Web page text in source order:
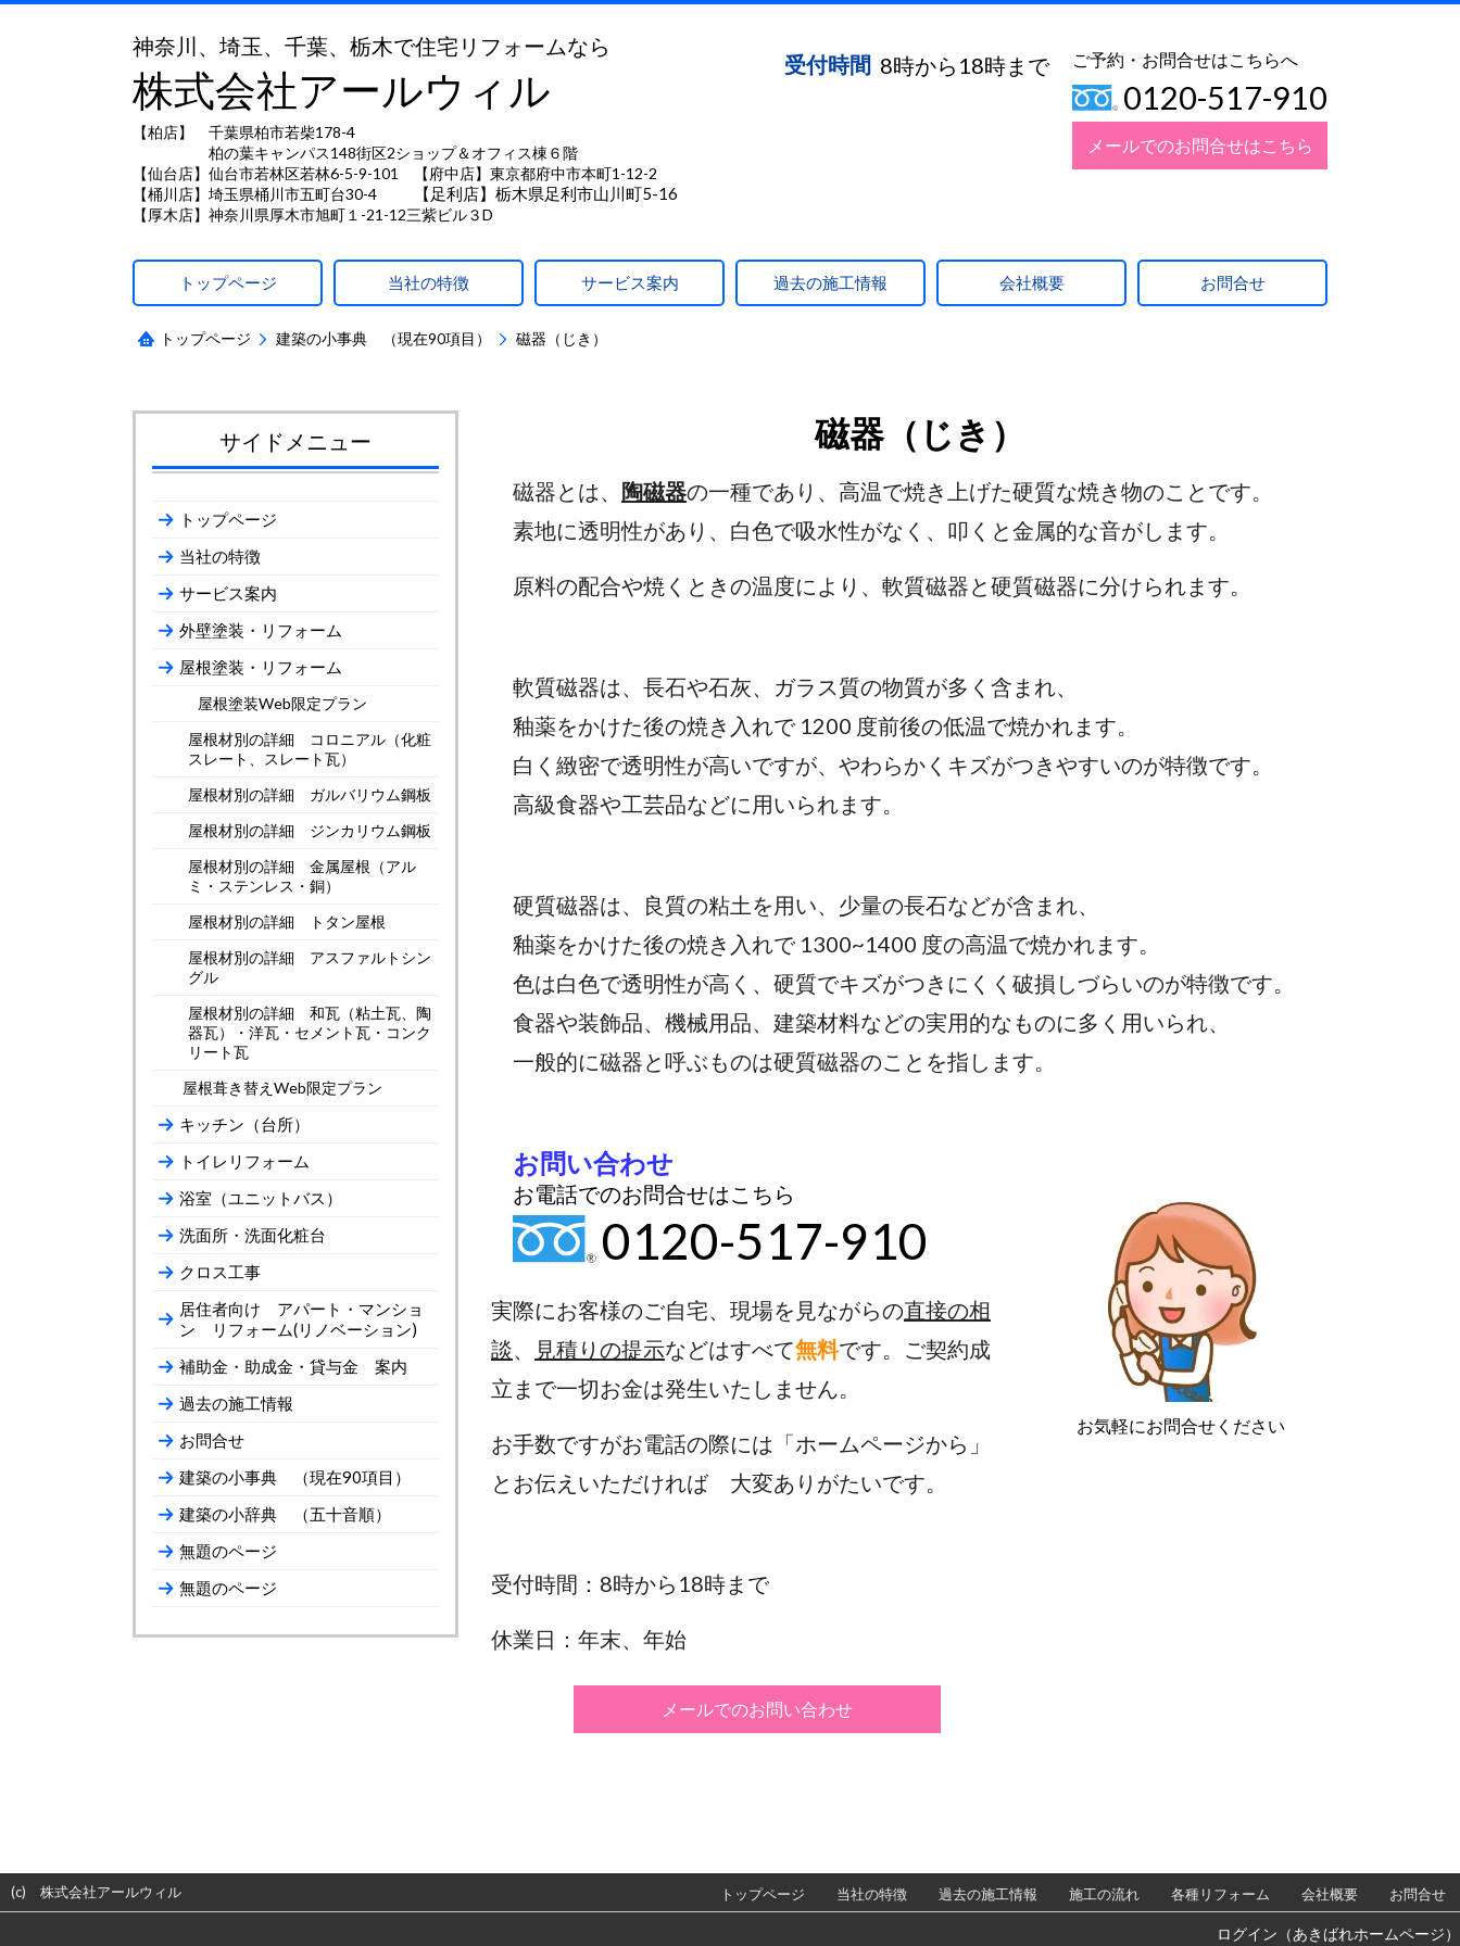
神奈川、埼玉、千葉、栃木で住宅リフォームなら
株式会社アールウィル
【柏店】 千葉県柏市若柴178-4
柏の葉キャンパス148街区2ショップ＆オフィス棟６階
【仙台店】仙台市若林区若林6-5-9-101 【府中店】東京都府中市本町1-12-2
【桶川店】埼玉県桶川市五町台30-4
【足利店】栃木県足利市山川町5-16
【厚木店】神奈川県厚木市旭町１-21-12三紫ビル３D
受付時間 8時から18時まで ご予約・お問合せはこちらへ
0120-517-910
メールでのお問合せはこちら
トップページ 当社の特徴 サービス案内 過去の施工情報 会社概要 お問合せ
トップページ 建築の小事典 （現在90項目） 磁器（じき）
磁器（じき）
磁器とは、 陶磁器の一種であり、高温で焼き上げた硬質な焼き物のことです。
素地に透明性があり、白色で吸水性がなく、叩くと金属的な音がします。
原料の配合や焼くときの温度により、軟質磁器と硬質磁器に分けられます。
軟質磁器は、長石や石灰、ガラス質の物質が多く含まれ、
釉薬をかけた後の焼き入れで 1200 度前後の低温で焼かれます。
白く緻密で透明性が高いですが、やわらかくキズがつきやすいのが特徴です。
高級食器や工芸品などに用いられます。
硬質磁器は、良質の粘土を用い、少量の長石などが含まれ、
釉薬をかけた後の焼き入れで 1300~1400 度の高温で焼かれます。
色は白色で透明性が高く、硬質でキズがつきにくく破損しづらいのが特徴です。
食器や装飾品、機械用品、建築材料などの実用的なものに多く用いられ、
一般的に磁器と呼ぶものは硬質磁器のことを指します。
お問い合わせ
お気軽にお問合せください
お電話でのお問合せはこちら
0120-517-910
実際にお客様のご自宅、現場を見ながらの直接の相
談
見積りの提示などはすべて無料です。ご契約成
立まで一切お金は発生いたしません。
お手数ですがお電話の際には「ホームページから」
とお伝えいただければ 大変ありがたいです。
受付時間：8時から18時まで
休業日：年末、年始
メールでのお問い合わせ
サイドメニュー
トップページ
当社の特徴
サービス案内
外壁塗装・リフォーム
屋根塗装・リフォーム
屋根塗装Web限定プラン
屋根材別の詳細 コロニアル（化粧
スレート、スレート瓦）
屋根材別の詳細 ガルバリウム鋼板
屋根材別の詳細 ジンカリウム鋼板
屋根材別の詳細 金属屋根（アル
ミ・ステンレス・銅）
屋根材別の詳細 トタン屋根
屋根材別の詳細 アスファルトシン
グル
屋根材別の詳細 和瓦（粘土瓦、陶
器瓦）・洋瓦・セメント瓦・コンク
リート瓦
屋根葺き替えWeb限定プラン
キッチン（台所）
トイレリフォーム
浴室（ユニットバス）
洗面所・洗面化粧台
クロス工事
居住者向け アパート・マンショ
ン リフォーム(リノベーション)
補助金・助成金・貸与金 案内
過去の施工情報
お問合せ
建築の小事典 （現在90項目）
建築の小辞典 （五十音順）
無題のページ
無題のページ
(c) 株式会社アールウィル トップページ 当社の特徴 過去の施工情報 施工の流れ 各種リフォーム 会社概要 お問合せ
ログイン（あきばれホームページ）